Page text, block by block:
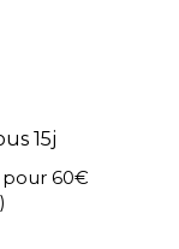
15j
pour 60€